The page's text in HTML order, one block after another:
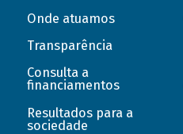
Onde atuamos
Transparência
Consulta a
financiamentos
Resultados para a
sociedade